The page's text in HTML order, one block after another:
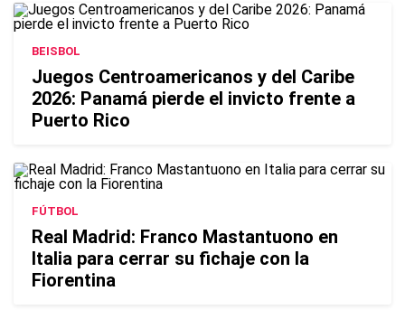
BEISBOL
Juegos Centroamericanos y del Caribe
2026: Panamá pierde el invicto frente a
Puerto Rico
FÚTBOL
Real Madrid: Franco Mastantuono en
Italia para cerrar su fichaje con la
Fiorentina